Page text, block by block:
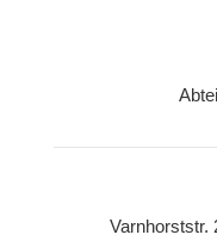
Varnhorststr.